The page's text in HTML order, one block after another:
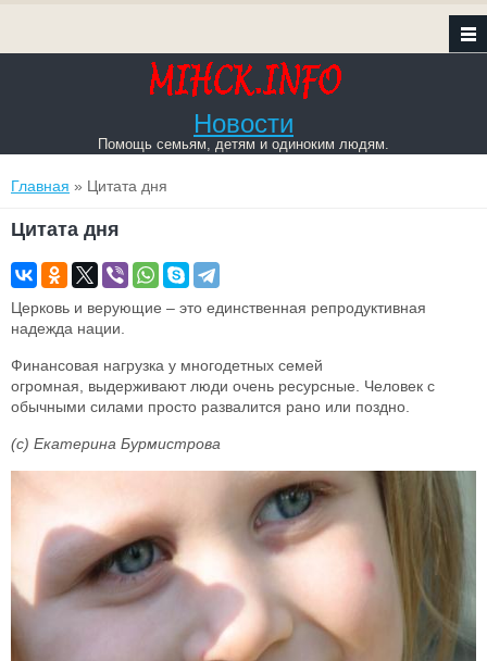
Новости
Помощь семьям, детям и одиноким людям.
Вы здесь
Главная » Цитата дня
Цитата дня
Церковь и верующие – это единственная репродуктивная
надежда нации.
Финансовая нагрузка у многодетных семей
огромная, выдерживают люди очень ресурсные. Человек с
обычными силами просто развалится рано или поздно.
(c) Екатерина Бурмистрова